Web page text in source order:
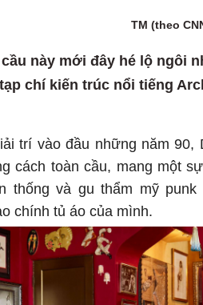
TM (theo
này mới đây hé lộ ngôi
chí kiến trúc nổi tiếng
trí vào đầu những năm 90,
cách toàn cầu, mang một
thống và gu thẩm mỹ
chính tủ áo của mình.